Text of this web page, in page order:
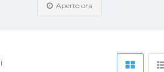
Aperto ora